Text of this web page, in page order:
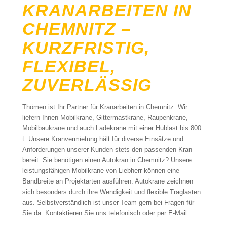
KRANARBEITEN IN
CHEMNITZ –
KURZFRISTIG,
FLEXIBEL,
ZUVERLÄSSIG
Thömen ist Ihr Partner für Kranarbeiten in Chemnitz. Wir
liefern Ihnen Mobilkrane, Gittermastkrane, Raupenkrane,
Mobilbaukrane und auch Ladekrane mit einer Hublast bis 800
t. Unsere Kranvermietung hält für diverse Einsätze und
Anforderungen unserer Kunden stets den passenden Kran
bereit. Sie benötigen einen Autokran in Chemnitz? Unsere
leistungsfähigen Mobilkrane von Liebherr können eine
Bandbreite an Projektarten ausführen. Autokrane zeichnen
sich besonders durch ihre Wendigkeit und flexible Traglasten
aus. Selbstverständlich ist unser Team gern bei Fragen für
Sie da. Kontaktieren Sie uns telefonisch oder per E-Mail.